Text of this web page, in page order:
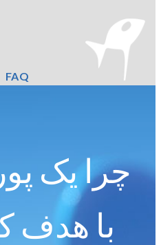
FAQ
چرا یک
با هدف